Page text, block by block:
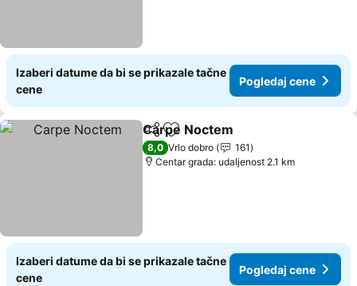
Izaberi datume da bi se prikazale tačne
cene
Pogledaj cene
Deli Dodati u favorite
Carpe Noctem
8,0 Vrlo dobro
161
Centar grada: udaljenost 2.1 km
Izaberi datume da bi se prikazale tačne
cene
Pogledaj cene